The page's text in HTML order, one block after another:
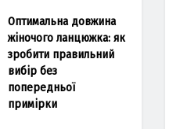
Оптимальна довжина
жіночого ланцюжка: як
зробити правильний
вибір без
попередньої
примірки